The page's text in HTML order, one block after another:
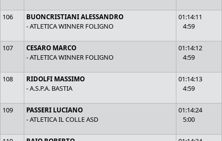
106
BUONCRISTIANI ALESSANDRO
- ATLETICA WINNER FOLIGNO
01:14:11
4:59
107
CESARO MARCO
- ATLETICA WINNER FOLIGNO
01:14:12
4:59
108
RIDOLFI MASSIMO
- A.S.P.A. BASTIA
01:14:13
4:59
109
PASSERI LUCIANO
- ATLETICA IL COLLE ASD
01:14:24
5:00